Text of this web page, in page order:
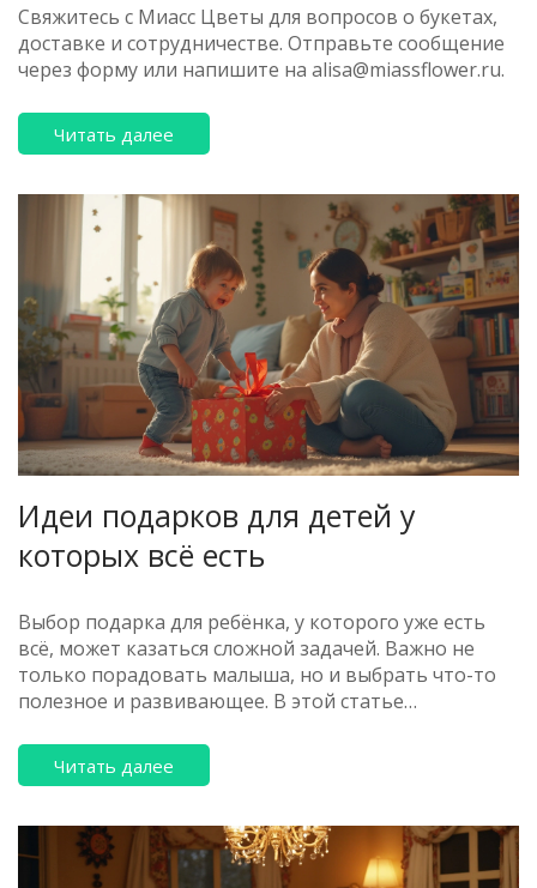
Свяжитесь с Миасс Цветы для вопросов о букетах,
доставке и сотрудничестве. Отправьте сообщение
через форму или напишите на alisa@miassflower.ru.
Читать далее
Идеи подарков для детей у
которых всё есть
Выбор подарка для ребёнка, у которого уже есть
всё, может казаться сложной задачей. Важно не
только порадовать малыша, но и выбрать что-то
полезное и развивающее. В этой статье
удивят ребёнка и принесут ему радость.
Читать далее